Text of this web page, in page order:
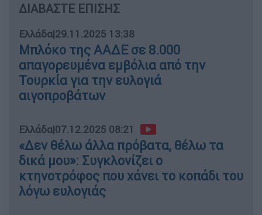
ΔΙΑΒΑΣΤΕ ΕΠΙΣΗΣ
Ελλάδα|29.11.2025 13:38
Μπλόκο της ΑΑΔΕ σε 8.000
απαγορευμένα εμβόλια από την
Τουρκία για την ευλογιά
αιγοπροβάτων
Ελλάδα|07.12.2025 08:21
«Δεν θέλω άλλα πρόβατα, θέλω τα
δικά μου»: Συγκλονίζει ο
κτηνοτρόφος που χάνει το κοπάδι του
λόγω ευλογιάς